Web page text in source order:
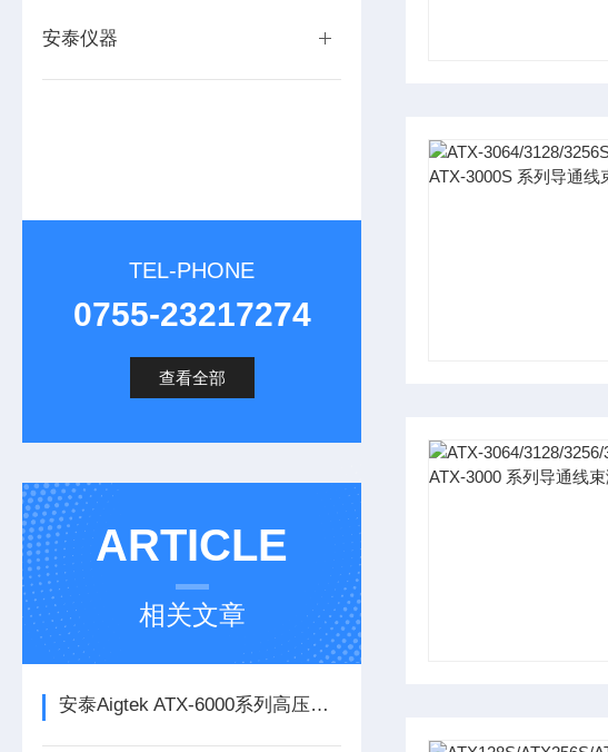
安泰仪器
TEL-PHONE
0755-23217274
查看全部
ARTICLE
相关文章
安泰Aigtek ATX-6000系列高压线束测试仪